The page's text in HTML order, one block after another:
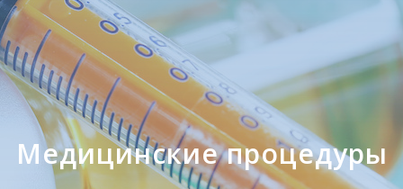
Медицинские процедуры